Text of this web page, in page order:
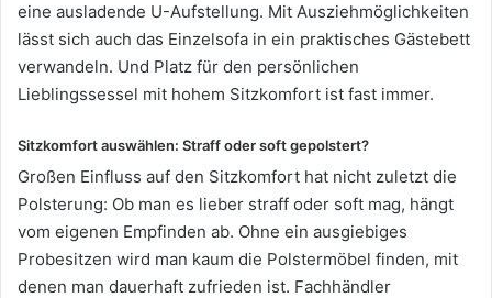
eine ausladende U-Aufstellung. Mit Ausziehmöglichkeiten
lässt sich auch das Einzelsofa in ein praktisches Gästebett
verwandeln. Und Platz für den persönlichen
Lieblingssessel mit hohem Sitzkomfort ist fast immer.
Sitzkomfort auswählen: Straff oder soft gepolstert?
Großen Einfluss auf den Sitzkomfort hat nicht zuletzt die
Polsterung: Ob man es lieber straff oder soft mag, hängt
vom eigenen Empfinden ab. Ohne ein ausgiebiges
Probesitzen wird man kaum die Polstermöbel finden, mit
denen man dauerhaft zufrieden ist. Fachhändler